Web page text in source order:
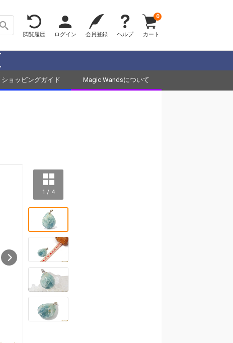
閲覧履歴 ログイン 会員登録 ヘルプ カート
0
ショッピングガイド Magic Wandsについて
1 / 4